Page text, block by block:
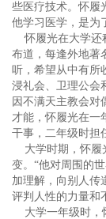
些医疗技术。怀履
他学习医学，是为
怀履光在大学还
布道，每逢外地著
听，希望从中有所
浸礼会、卫理公会
因不满天主教会对
才能，怀履光在一
干事，二年级时担
大学时期，怀履
变。“他对周围的
加理解，向别人传
评判人性的力量和
大学一年级时，